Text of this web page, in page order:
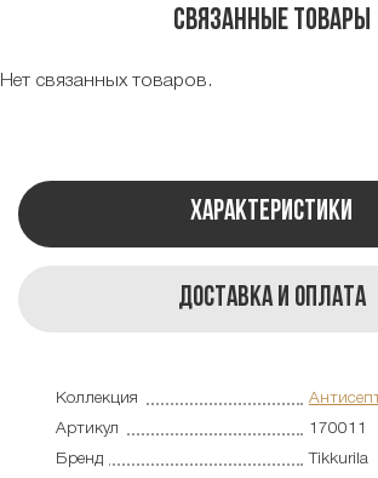
Связанные товары
Нет связанных товаров.
Характеристики
Доставка и оплата
Коллекция
Артикул
170011
Бренд
Tikkurila